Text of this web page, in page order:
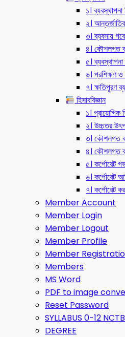
১। ব্যবস্থাপনা
২।
৩। ব্যবসায়
৪। কৌশলগত
৫।
৬। প্রশিক্ষণ
৭। ক্ষতিপূরণ
হিসাববিজ্ঞান
১। প্রায়োগিক
২। উচ্চতর
৩। কৌশলগত
৪। কৌশলগত
৫। কর্পোরেট
৬। কর্পোরেট
৭। কর্পোরেট
Member Account
Member Login
Member Logout
Member Profile
Member
Members
MS Word
PDF to image
Reset Password
SYLLABUS 0-12
DEGREE